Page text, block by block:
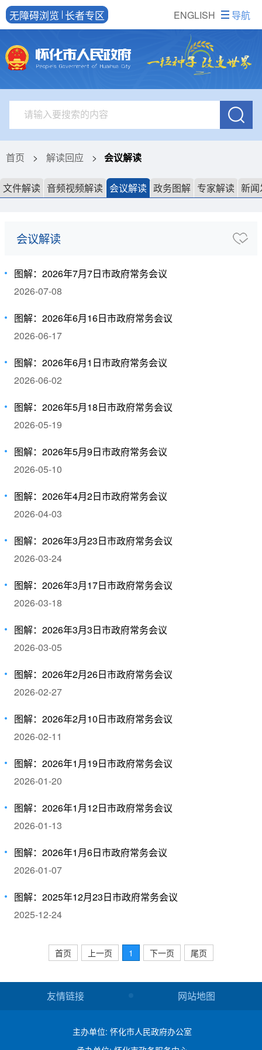
ENGLISH
无障碍浏览 长者专区 导航
首页 > 解读回应 > 会议解读
文件解读 音频视频解读 会议解读 政务图解 专家解读 新
会议解读
图解：2026年7月7日市政府常务会议
2026-07-08
图解：2026年6月16日市政府常务会议
2026-06-17
图解：2026年6月1日市政府常务会议
2026-06-02
图解：2026年5月18日市政府常务会议
2026-05-19
图解：2026年5月9日市政府常务会议
2026-05-10
图解：2026年4月2日市政府常务会议
2026-04-03
图解：2026年3月23日市政府常务会议
2026-03-24
图解：2026年3月17日市政府常务会议
2026-03-18
图解：2026年3月3日市政府常务会议
2026-03-05
图解：2026年2月26日市政府常务会议
2026-02-27
图解：2026年2月10日市政府常务会议
2026-02-11
图解：2026年1月19日市政府常务会议
2026-01-20
图解：2026年1月12日市政府常务会议
2026-01-13
图解：2026年1月6日市政府常务会议
2026-01-07
图解：2025年12月23日市政府常务会议
2025-12-24
首页 上一页 1 下一页 尾页
友情链接 网站地图
主办单位: 怀化市人民政府办公室